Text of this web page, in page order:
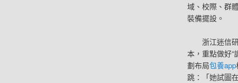
域、校際、群
裝備擺設。
浙江迷信
本，重點做好“
劃布局包養app
跳：「她試圖